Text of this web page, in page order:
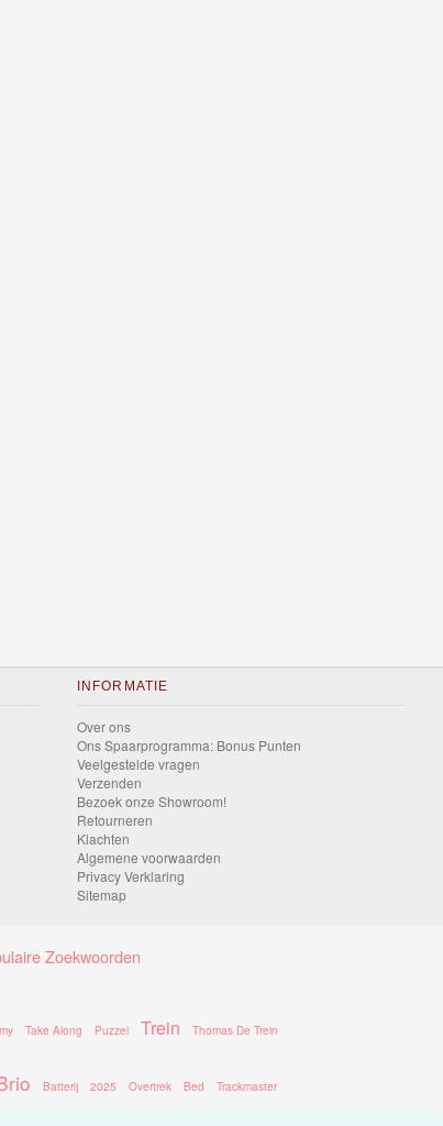
INFORMATIE
Over ons
Ons Spaarprogramma: Bonus Punten
Veelgestelde vragen
Verzenden
Bezoek onze Showroom!
Retourneren
Klachten
Algemene voorwaarden
Privacy Verklaring
Sitemap
Zoekwoorden
Take Along Puzzel Trein Thomas De Trein
Batterij 2025 Overtrek Bed Trackmaster